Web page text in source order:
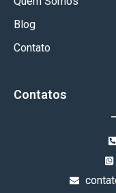
Blog
Contato
Contatos